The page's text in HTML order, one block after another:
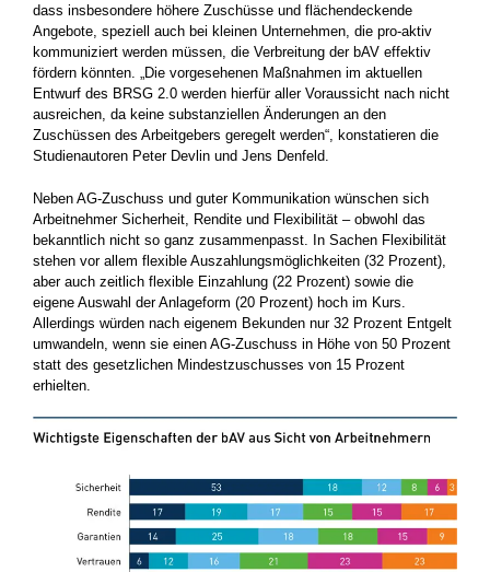
dass insbesondere höhere Zuschüsse und flächendeckende
Angebote, speziell auch bei kleinen Unternehmen, die pro-aktiv
kommuniziert werden müssen, die Verbreitung der bAV effektiv
fördern könnten. „Die vorgesehenen Maßnahmen im aktuellen
Entwurf des BRSG 2.0 werden hierfür aller Voraussicht nach nicht
ausreichen, da keine substanziellen Änderungen an den
Zuschüssen des Arbeitgebers geregelt werden“, konstatieren die
Studienautoren Peter Devlin und Jens Denfeld.
Neben AG-Zuschuss und guter Kommunikation wünschen sich
Arbeitnehmer Sicherheit, Rendite und Flexibilität – obwohl das
bekanntlich nicht so ganz zusammenpasst. In Sachen Flexibilität
stehen vor allem flexible Auszahlungsmöglichkeiten (32 Prozent),
aber auch zeitlich flexible Einzahlung (22 Prozent) sowie die
eigene Auswahl der Anlageform (20 Prozent) hoch im Kurs.
Allerdings würden nach eigenem Bekunden nur 32 Prozent Entgelt
umwandeln, wenn sie einen AG-Zuschuss in Höhe von 50 Prozent
statt des gesetzlichen Mindestzuschusses von 15 Prozent
erhielten.